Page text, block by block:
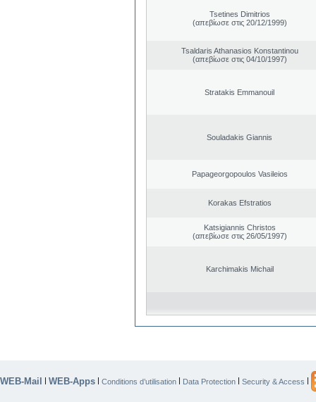
Tsetines Dimitrios
(απεβίωσε στις 20/12/1999)
Tsaldaris Athanasios Konstantinou
(απεβίωσε στις 04/10/1997)
Stratakis Emmanouil
Souladakis Giannis
Papageorgopoulos Vasileios
Korakas Efstratios
Katsigiannis Christos
(απεβίωσε στις 26/05/1997)
Karchimakis Michail
WEB-Mail | WEB-Apps | Conditions d’utilisation | Data Protection | Security & Access |